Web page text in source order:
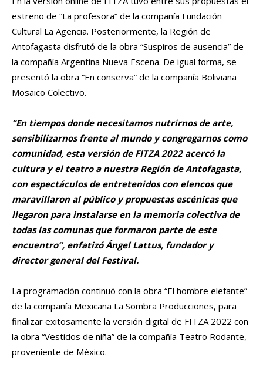
estreno de “La profesora” de la compañía Fundación
Cultural La Agencia. Posteriormente, la Región de
Antofagasta disfrutó de la obra “Suspiros de ausencia” de
la compañía Argentina Nueva Escena. De igual forma, se
presentó la obra “En conserva” de la compañía Boliviana
Mosaico Colectivo.
“En tiempos donde necesitamos nutrirnos de arte,
sensibilizarnos frente al mundo y congregarnos como
comunidad, esta versión de FITZA 2022 acercó la
cultura y el teatro a nuestra Región de Antofagasta,
con espectáculos de entretenidos con elencos que
maravillaron al público y propuestas escénicas que
llegaron para instalarse en la memoria colectiva de
todas las comunas que formaron parte de este
encuentro”, enfatizó Ángel Lattus, fundador y
director general del Festival.
La programación continuó con la obra “El hombre elefante”
de la compañía Mexicana La Sombra Producciones, para
finalizar exitosamente la versión digital de FITZA 2022 con
la obra “Vestidos de niña” de la compañía Teatro Rodante,
proveniente de México.